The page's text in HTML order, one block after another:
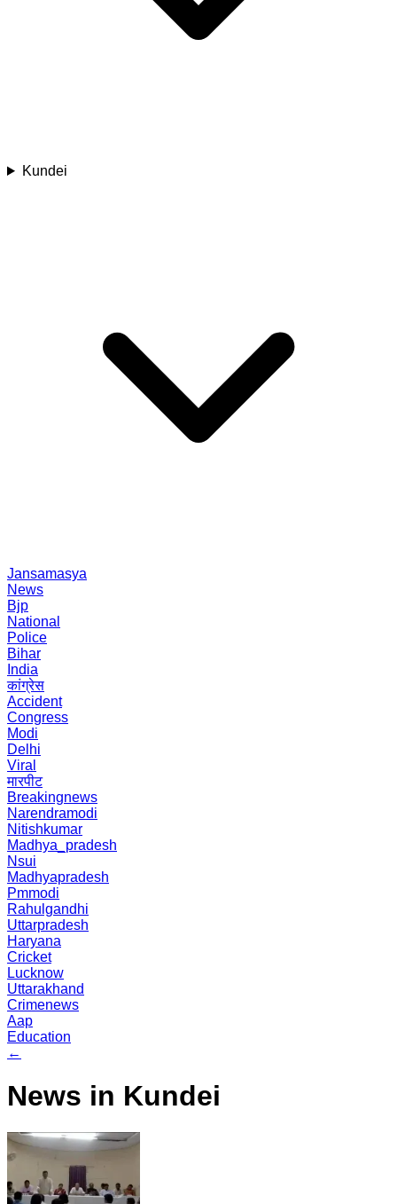
Kundei
Jansamasya
News
Bjp
National
Police
Bihar
India
कांग्रेस
Accident
Congress
Modi
Delhi
Viral
मारपीट
Breakingnews
Narendramodi
Nitishkumar
Madhya_pradesh
Nsui
Madhyapradesh
Pmmodi
Rahulgandhi
Uttarpradesh
Haryana
Cricket
Lucknow
Uttarakhand
Crimenews
Aap
Education
←
News in Kundei